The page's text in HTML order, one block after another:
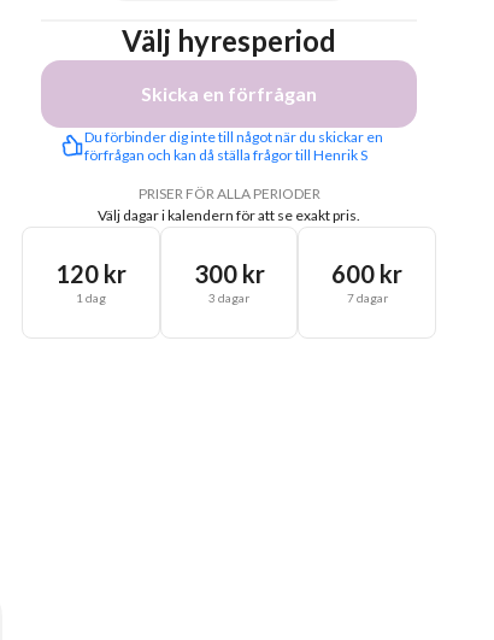
Välj hyresperiod
Skicka en förfrågan
Du förbinder dig inte till något när du skickar en
förfrågan och kan då ställa frågor till Henrik S
PRISER FÖR ALLA PERIODER
Välj dagar i kalendern för att se exakt pris.
120 kr
1 dag
300 kr
3 dagar
600 kr
7 dagar